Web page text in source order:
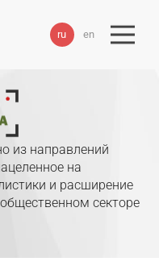
ru en
из направлений
на
и расширение
секторе